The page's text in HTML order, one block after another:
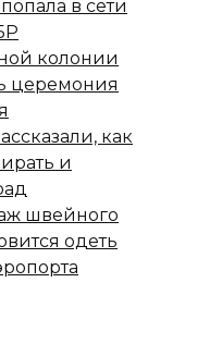
в сети
колонии
церемония
как
и
швейного
одеть